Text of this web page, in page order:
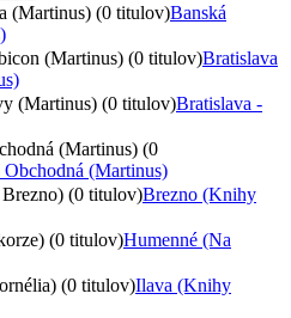
(Martinus) (0 titulov)Banská
(Martinus) (0 titulov)Bratislava
(Martinus) (0 titulov)Bratislava -
(Martinus) (0
(Martinus)
(0 titulov)Brezno (Knihy
(0 titulov)Humenné (Na
(0 titulov)Ilava (Knihy